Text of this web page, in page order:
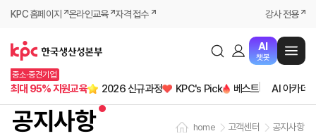
KPC 홈페이지 온라인교육 자격 접수 강사 전용
AI
챗봇
중소·중견기업
최대 95% 지원교육 2026 신규과정 KPC's Pick 베스트 AI 아카데
home 고객센터 공지사항
공지사항